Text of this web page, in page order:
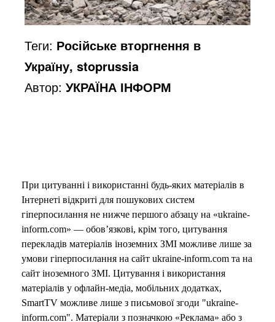
Теги: Російське вторгнення в
Україну, stoprussia
Автор:УКРАЇНА ІНФОРМ
При цитуванні і використанні будь-яких матеріалів в
Інтернеті відкриті для пошукових систем
гіперпосилання не нижче першого абзацу на «ukraine-
inform.com» — обов’язкові, крім того, цитування
перекладів матеріалів іноземних ЗМІ можливе лише за
умови гіперпосилання на сайт ukraine-inform.com та на
сайт іноземного ЗМІ. Цитування і використання
матеріалів у офлайн-медіа, мобільних додатках,
SmartTV можливе лише з письмової згоди "ukraine-
inform.com". Матеріали з позначкою «Реклама» або з